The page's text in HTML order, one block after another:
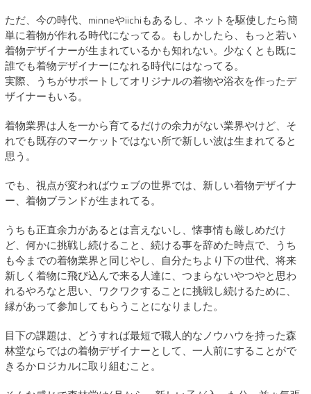
ただ、今の時代、minneやiichiもあるし、ネットを駆使したら簡
単に着物が作れる時代になってる。もしかしたら、もっと若い
着物デザイナーが生まれているかも知れない。少なくとも既に
誰でも着物デザイナーになれる時代にはなってる。
実際、うちがサポートしてオリジナルの着物や浴衣を作ったデ
ザイナーもいる。
着物業界は人を一から育てるだけの余力がない業界やけど、そ
れでも既存のマーケットではない所で新しい波は生まれてると
思う。
でも、視点が変わればウェブの世界では、新しい着物デザイナ
ー、着物ブランドが生まれてる。
うちも正直余力があるとは言えないし、懐事情も厳しめだけ
ど、何かに挑戦し続けること、続ける事を辞めた時点で、うち
も今までの着物業界と同じやし、自分たちより下の世代、将来
新しく着物に飛び込んで来る人達に、つまらないやつやと思わ
れるやろなと思い、ワクワクすることに挑戦し続けるために、
縁があって参加してもらうことになりました。
目下の課題は、どうすれば最短で職人的なノウハウを持った森
林堂ならではの着物デザイナーとして、一人前にすることがで
きるかロジカルに取り組むこと。